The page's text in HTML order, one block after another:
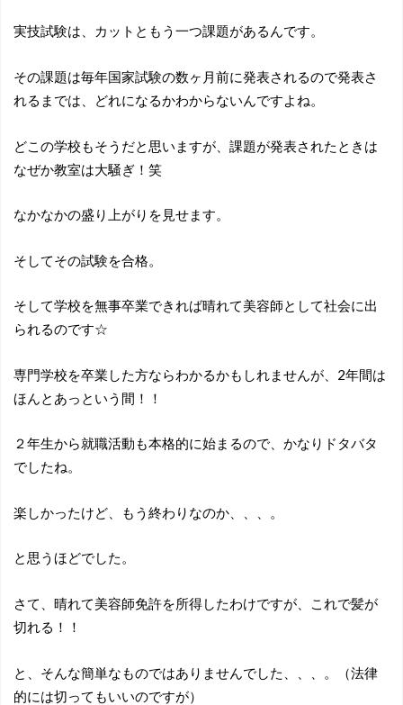
実技試験は、カットともう一つ課題があるんです。
その課題は毎年国家試験の数ヶ月前に発表されるので発表さ
れるまでは、どれになるかわからないんですよね。
どこの学校もそうだと思いますが、課題が発表されたときは
なぜか教室は大騒ぎ！笑
なかなかの盛り上がりを見せます。
そしてその試験を合格。
そして学校を無事卒業できれば晴れて美容師として社会に出
られるのです☆
専門学校を卒業した方ならわかるかもしれませんが、2年間は
ほんとあっという間！！
２年生から就職活動も本格的に始まるので、かなりドタバタ
でしたね。
楽しかったけど、もう終わりなのか、、、。
と思うほどでした。
さて、晴れて美容師免許を所得したわけですが、これで髪が
切れる！！
と、そんな簡単なものではありませんでした、、、。（法律
的には切ってもいいのですが）